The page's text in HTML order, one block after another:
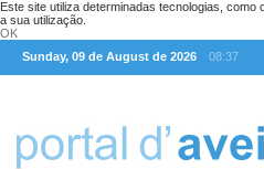
Este site utiliza determinadas tecnologias,
a sua utilização.
OK
Sunday, 09 de August de 2026
08:37